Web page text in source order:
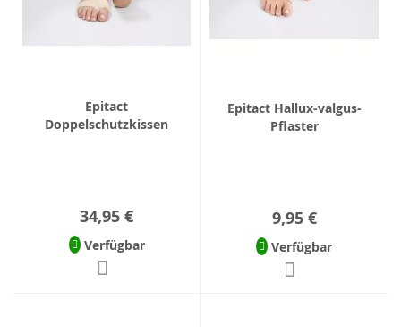
Epitact
Doppelschutzkissen
34,95 €
Verfügbar
Epitact Hallux-valgus-
Pflaster
9,95 €
Verfügbar